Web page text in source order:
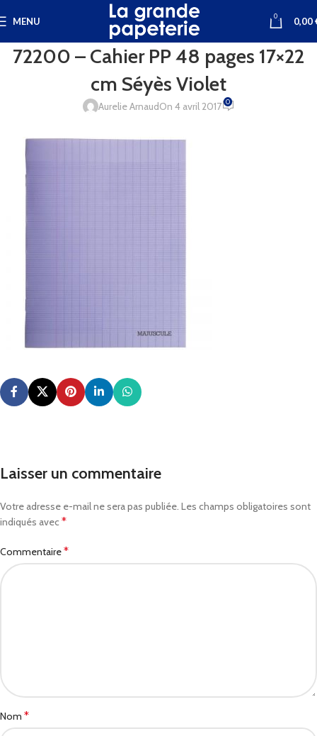
MENU 0 0,00
72200 – Cahier PP 48 pages 17×22
cm Séyès Violet
Aurelie ArnaudOn 4 avril 2017 0
Laisser un commentaire
Votre adresse e-mail ne sera pas publiée. Les champs obligatoires sont
indiqués avec *
Commentaire*
Nom *